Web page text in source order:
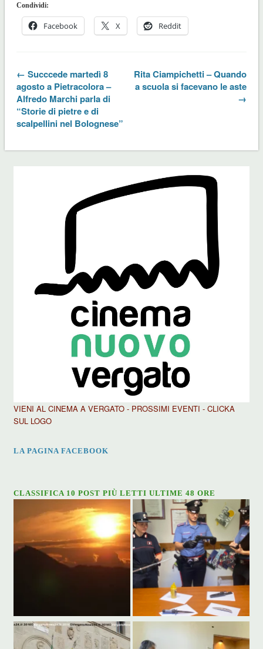
Condividi:
Facebook X Reddit
← Succcede martedì 8
agosto a Pietracolora –
Alfredo Marchi parla di
“Storie di pietre e di
scalpellini nel Bolognese”
Rita Ciampichetti – Quando
a scuola si facevano le aste
→
VIENI AL CINEMA A VERGATO - PROSSIMI EVENTI - CLICKA
SUL LOGO
LA PAGINA FACEBOOK
CLASSIFICA 10 POST PIÙ LETTI ULTIME 48 ORE